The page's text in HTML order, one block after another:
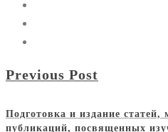
Previous Post
Подготовка и издание статей,
публикаций, посвященных